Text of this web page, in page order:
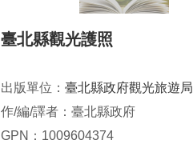
臺北縣觀光護照
出版單位： 臺北縣政府觀光旅遊局
作/編/譯者：臺北縣政府
GPN：1009604374